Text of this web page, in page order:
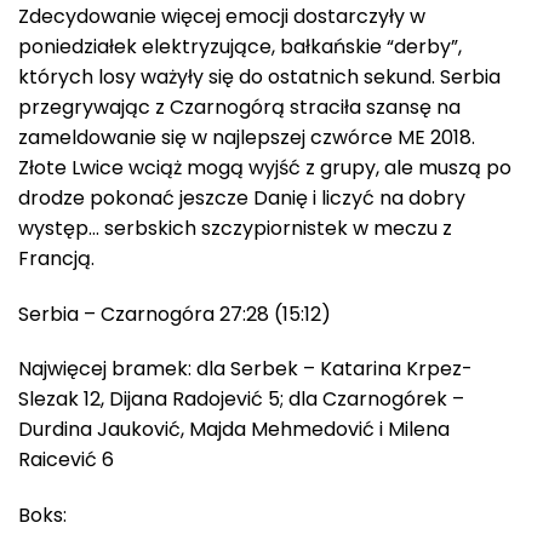
Zdecydowanie więcej emocji dostarczyły w
poniedziałek elektryzujące, bałkańskie “derby”,
których losy ważyły się do ostatnich sekund. Serbia
przegrywając z Czarnogórą straciła szansę na
zameldowanie się w najlepszej czwórce ME 2018.
Złote Lwice wciąż mogą wyjść z grupy, ale muszą po
drodze pokonać jeszcze Danię i liczyć na dobry
występ… serbskich szczypiornistek w meczu z
Francją.
Serbia – Czarnogóra 27:28 (15:12)
Najwięcej bramek: dla Serbek – Katarina Krpez-
Slezak 12, Dijana Radojević 5; dla Czarnogórek –
Durdina Jauković, Majda Mehmedović i Milena
Raicević 6
Boks: